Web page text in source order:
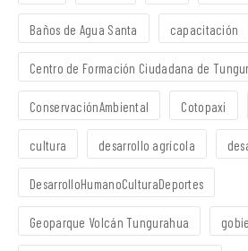
Baños de Agua Santa capacitación
Centro de Formación Ciudadana de
ConservaciónAmbiental Cotopaxi
cultura desarrollo agrícola
DesarrolloHumanoCulturaDeportes
Geoparque Volcán Tungurahua